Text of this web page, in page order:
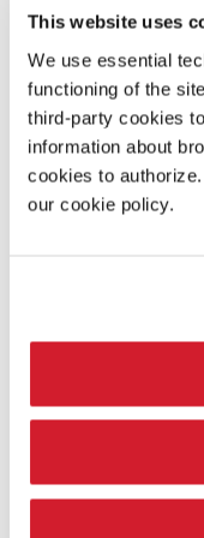
This website uses
We use essential
functioning of the
third-party cookies
information about
cookies to
our cookie policy.
LEGGI DI PIÙ